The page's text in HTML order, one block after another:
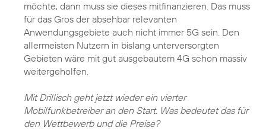
möchte, dann muss sie dieses mitfinanzieren. Das muss
für das Gros der absehbar relevanten
Anwendungsgebiete auch nicht immer 5G sein. Den
allermeisten Nutzern in bislang unterversorgten
Gebieten wäre mit gut ausgebautem 4G schon massiv
weitergeholfen.
Mit Drillisch geht jetzt wieder ein vierter
Mobilfunkbetreiber an den Start. Was bedeutet das für
den Wettbewerb und die Preise?